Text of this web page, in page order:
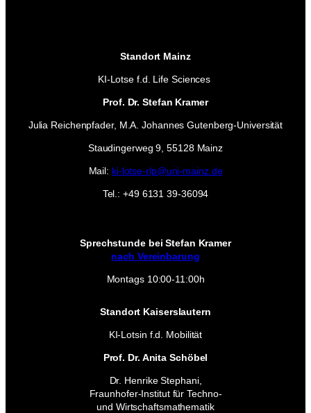
Standort Mainz
KI-Lotse f.d. Life Sciences
Prof. Dr. Stefan Kramer
Julia Reichenpfader, M.A. Johannes Gutenberg-Universität
Staudingerweg 9, 55128 Mainz
Mail: ki-lotse-rlp@uni-mainz.de
Tel.: +49 6131 39-36094
Sprechstunde bei Stefan Kramer
nach Vereinbarung
Montags 10:00-11:00h
Standort Kaiserslautern
KI-Lotsin f.d. Mobilität
Prof. Dr. Anita Schöbel
Dr. Henrike Stephani,
Fraunhofer-Institut für Techno-
und Wirtschaftsmathematik